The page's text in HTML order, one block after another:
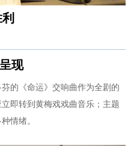
现
的《命运》交响曲作为全剧的
即转到黄梅戏戏曲音乐；主题
情绪。